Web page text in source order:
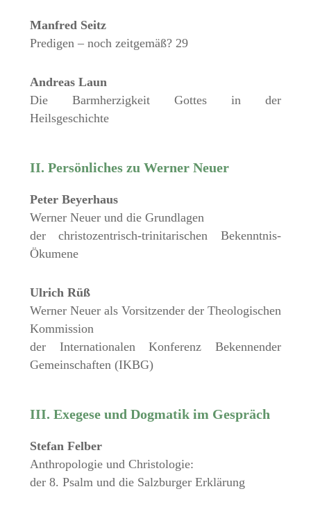
Manfred Seitz
Predigen – noch zeitgemäß? 29
Andreas Laun
Die Barmherzigkeit Gottes in der
Heilsgeschichte
II. Persönliches zu Werner Neuer
Peter Beyerhaus
Werner Neuer und die Grundlagen
der christozentrisch-trinitarischen Bekenntnis-
Ökumene
Ulrich Rüß
Werner Neuer als Vorsitzender der Theologischen
Kommission
der Internationalen Konferenz Bekennender
Gemeinschaften (IKBG)
III. Exegese und Dogmatik im Gespräch
Stefan Felber
Anthropologie und Christologie:
der 8. Psalm und die Salzburger Erklärung